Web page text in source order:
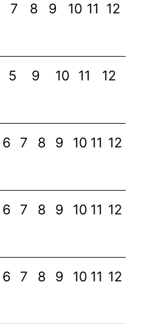
7 8 9 10 11 12
5 9 10 11 12
6 7 8 9 10 11 12
6 7 8 9 10 11 12
6 7 8 9 10 11 12